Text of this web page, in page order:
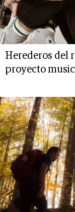
Herederos del
proyecto